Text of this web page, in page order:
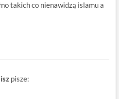
takich co nienawidzą islamu a
pisze: